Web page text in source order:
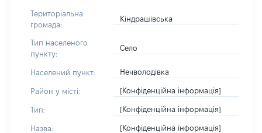
Територіальна
громада:
Кіндрашівська
Тип населеного
пункту:
Село
Населений пункт: Нечволодівка
Район у місті: [Конфіденційна інформація]
Тип: [Конфіденційна інформація]
Назва: [Конфіденційна інформація]